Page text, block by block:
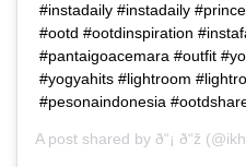
#instadaily #instadaily
#ootd #ootdinspiration
#pantaigoacemara #outfit
#yogyahits #lightroom
#pesonaindonesia
A post shared by ð“¡ ð“ž